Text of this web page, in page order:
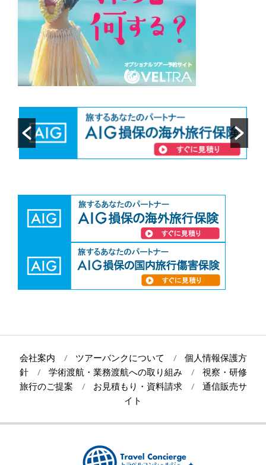
会社案内 ツアーバンクについて
個人情報保護方
針
学術渡航・業務渡航への取り組み
視察・研修
旅行のご提案
お見積もり・資料請求
通信販売サ
イト